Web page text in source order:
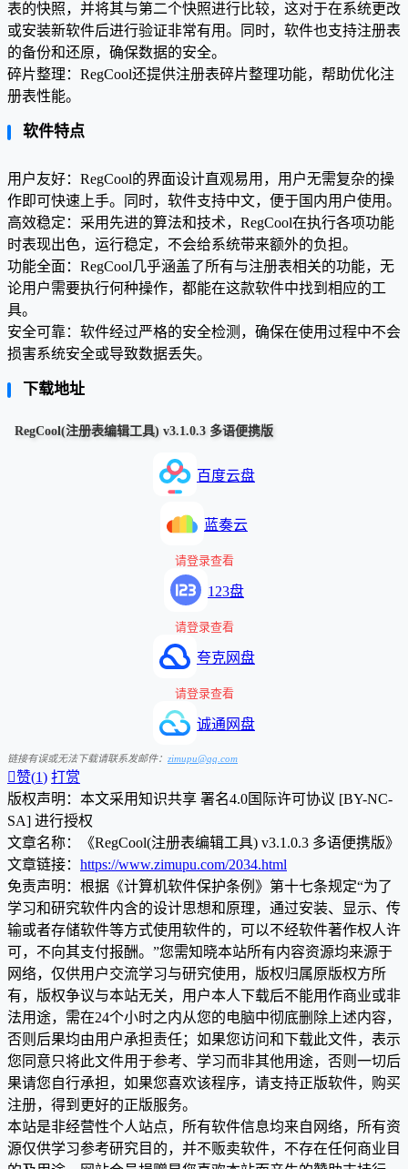
表的快照，并将其与第二个快照进行比较，这对于在系统更改
或安装新软件后进行验证非常有用。同时，软件也支持注册表
的备份和还原，确保数据的安全。
碎片整理：RegCool还提供注册表碎片整理功能，帮助优化注
册表性能。
软件特点
用户友好：RegCool的界面设计直观易用，用户无需复杂的操
作即可快速上手。同时，软件支持中文，便于国内用户使用。
高效稳定：采用先进的算法和技术，RegCool在执行各项功能
时表现出色，运行稳定，不会给系统带来额外的负担。
功能全面：RegCool几乎涵盖了所有与注册表相关的功能，无
论用户需要执行何种操作，都能在这款软件中找到相应的工
具。
安全可靠：软件经过严格的安全检测，确保在使用过程中不会
损害系统安全或导致数据丢失。
下载地址
RegCool(注册表编辑工具) v3.1.0.3 多语便携版
百度云盘
蓝奏云
请登录查看
123盘
请登录查看
夸克网盘
请登录查看
诚通网盘
链接有误或无法下载请联系发邮件： zimupu@qq.com
赞(1) 打赏
版权声明：本文采用知识共享 署名4.0国际许可协议 [BY-NC-
SA] 进行授权
文章名称：《RegCool(注册表编辑工具) v3.1.0.3 多语便携版》
文章链接： https://www.zimupu.com/2034.html
免责声明：根据《计算机软件保护条例》第十七条规定“为了
学习和研究软件内含的设计思想和原理，通过安装、显示、传
输或者存储软件等方式使用软件的，可以不经软件著作权人许
可，不向其支付报酬。”您需知晓本站所有内容资源均来源于
网络，仅供用户交流学习与研究使用，版权归属原版权方所
有，版权争议与本站无关，用户本人下载后不能用作商业或非
法用途，需在24个小时之内从您的电脑中彻底删除上述内容，
否则后果均由用户承担责任；如果您访问和下载此文件，表示
您同意只将此文件用于参考、学习而非其他用途，否则一切后
果请您自行承担，如果您喜欢该程序，请支持正版软件，购买
注册，得到更好的正版服务。
本站是非经营性个人站点，所有软件信息均来自网络，所有资
源仅供学习参考研究目的，并不贩卖软件，不存在任何商业目